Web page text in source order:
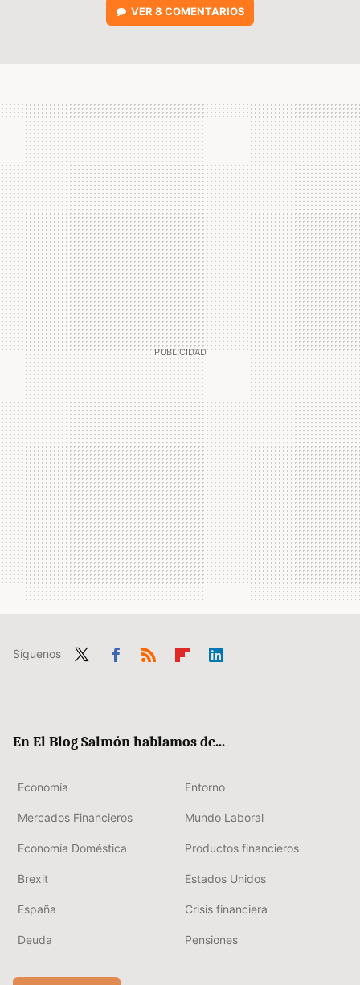
VER 8 COMENTARIOS
Síguenos
En El Blog Salmón hablamos de...
Economía Entorno
Mercados Financieros Mundo Laboral
Economía Doméstica Productos financieros
Brexit Estados Unidos
España Crisis financiera
Deuda Pensiones